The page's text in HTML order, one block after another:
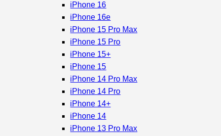
iPhone 16
iPhone 16e
iPhone 15 Pro Max
iPhone 15 Pro
iPhone 15+
iPhone 15
iPhone 14 Pro Max
iPhone 14 Pro
iPhone 14+
iPhone 14
iPhone 13 Pro Max